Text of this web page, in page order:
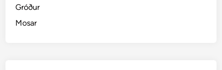
Gróður
Mosar